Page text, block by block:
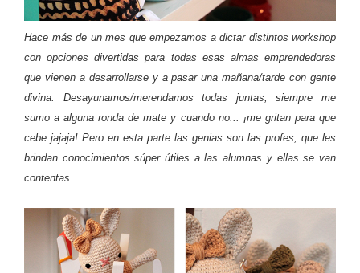
Hace más de un mes que empezamos a dictar distintos workshop
con opciones divertidas para todas esas almas emprendedoras
que vienen a desarrollarse y a pasar una mañana/tarde con gente
divina. Desayunamos/merendamos todas juntas, siempre me
sumo a alguna ronda de mate y cuando no... ¡me gritan para que
cebe jajaja! Pero en esta parte las genias son las profes, que les
brindan conocimientos súper útiles a las alumnas y ellas se van
contentas.